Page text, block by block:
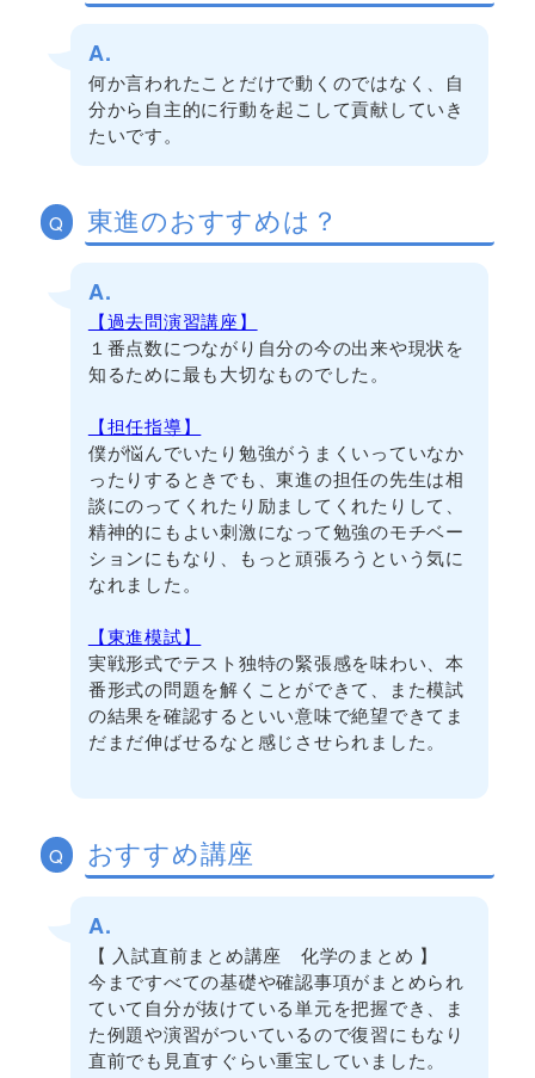
A.
何か言われたことだけで動くのではなく、自
分から自主的に行動を起こして貢献していき
たいです。
Q 東進のおすすめは？
A.
【過去問演習講座】
１番点数につながり自分の今の出来や現状を
知るために最も大切なものでした。
【担任指導】
僕が悩んでいたり勉強がうまくいっていなか
ったりするときでも、東進の担任の先生は相
談にのってくれたり励ましてくれたりして、
精神的にもよい刺激になって勉強のモチベー
ションにもなり、もっと頑張ろうという気に
なれました。
【東進模試】
実戦形式でテスト独特の緊張感を味わい、本
番形式の問題を解くことができて、また模試
の結果を確認するといい意味で絶望できてま
だまだ伸ばせるなと感じさせられました。
Q おすすめ講座
A.
【 入試直前まとめ講座 化学のまとめ 】
今まですべての基礎や確認事項がまとめられ
ていて自分が抜けている単元を把握でき、ま
た例題や演習がついているので復習にもなり
直前でも見直すぐらい重宝していました。